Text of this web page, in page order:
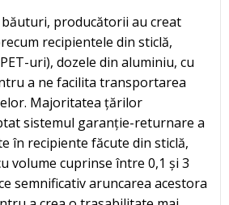
producătorii au creat
recipientele din sticlă,
uri), dozele din aluminiu, cu
a ne facilita transportarea
Majoritatea țărilor
sistemul garanție-returnare a
în recipiente făcute din sticlă,
volume cuprinse între 0,1 și 3
semnificativ aruncarea acestora